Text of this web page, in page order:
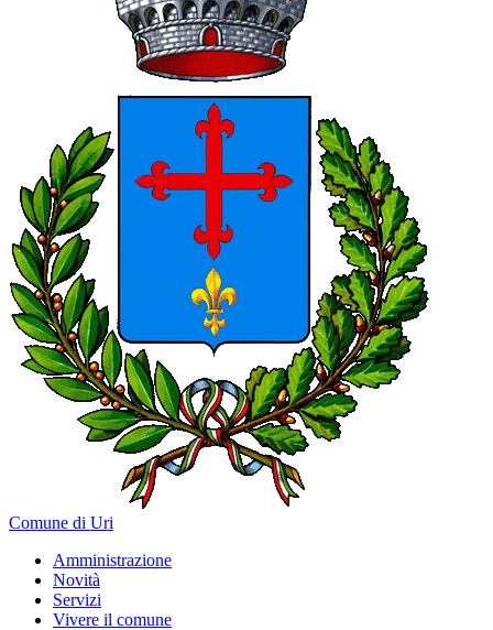
Comune di Uri
Amministrazione
Novità
Servizi
Vivere il comune